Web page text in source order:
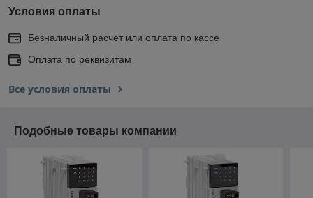
Условия оплаты
Безналичный расчет или оплата по кассе
Оплата по реквизитам
Все условия оплаты
Подобные товары компании